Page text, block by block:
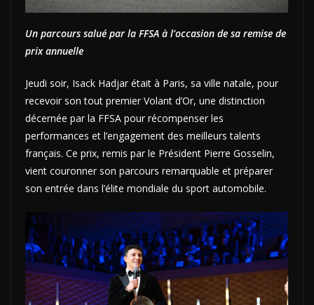
Un parcours salué par la FFSA à l’occasion de sa remise de
prix annuelle
Jeudi soir, Isack Hadjar était à Paris, sa ville natale, pour
recevoir son tout premier Volant d’Or, une distinction
décernée par la FFSA pour récompenser les
performances et l’engagement des meilleurs talents
français. Ce prix, remis par le Président Pierre Gosselin,
vient couronner son parcours remarquable et préparer
son entrée dans l’élite mondiale du sport automobile.